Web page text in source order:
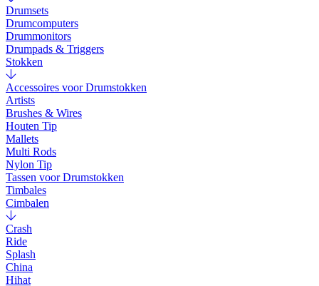
Drumsets
Drumcomputers
Drummonitors
Drumpads & Triggers
Stokken
Accessoires voor Drumstokken
Artists
Brushes & Wires
Houten Tip
Mallets
Multi Rods
Nylon Tip
Tassen voor Drumstokken
Timbales
Cimbalen
Crash
Ride
Splash
China
Hihat